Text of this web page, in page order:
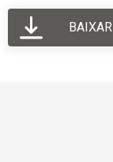
BAIXAR